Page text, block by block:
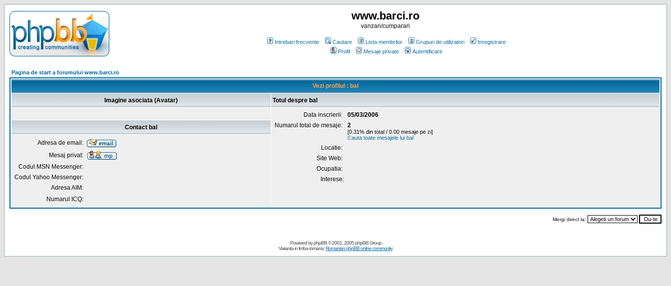
www.barci.ro
vanzari/cumparari
Intrebari frecvente Cautare Lista membrilor Grupuri de utilizatori
Inregistrare
Profil
Mesaje private Autentificare
Pagina de start a forumului www.barci.ro
Vezi profilul : bal
Imagine asociata (Avatar) Totul despre bal
Data inscrierii:
05/03/2006
Numarul total de mesaje:
2
[0.31% din total / 0.00 mesaje pe zi]
Cauta toate mesajele lui bal
Locatie:
Site Web:
Ocupatia:
Interese:
Contact bal
Adresa de email:
Mesaj privat:
Codul MSN Messenger:
Codul Yahoo Messenger:
Adresa AIM:
Numarul ICQ:
Mergi direct la:
Powered byphpBB© 2001, 2005 phpBB Group
Varianta in limba romana:Romanian phpBB online community